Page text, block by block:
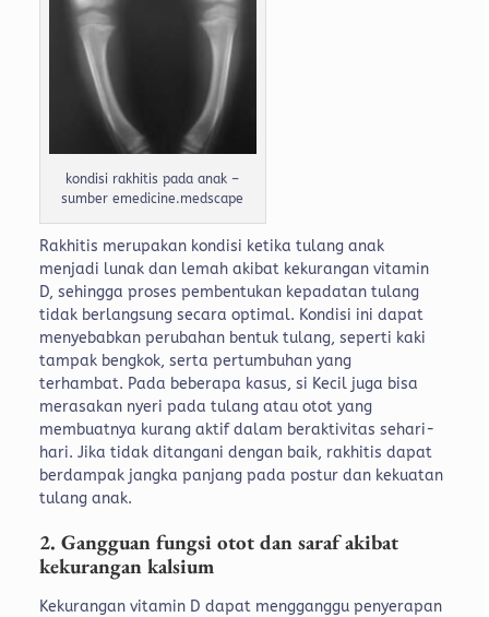
kondisi rakhitis pada anak –
sumber emedicine.medscape
Rakhitis merupakan kondisi ketika tulang anak
menjadi lunak dan lemah akibat kekurangan vitamin
D, sehingga proses pembentukan kepadatan tulang
tidak berlangsung secara optimal. Kondisi ini dapat
menyebabkan perubahan bentuk tulang, seperti kaki
tampak bengkok, serta pertumbuhan yang
terhambat. Pada beberapa kasus, si Kecil juga bisa
merasakan nyeri pada tulang atau otot yang
membuatnya kurang aktif dalam beraktivitas sehari-
hari. Jika tidak ditangani dengan baik, rakhitis dapat
berdampak jangka panjang pada postur dan kekuatan
tulang anak.
2. Gangguan fungsi otot dan saraf akibat
kekurangan kalsium
Kekurangan vitamin D dapat mengganggu penyerapan